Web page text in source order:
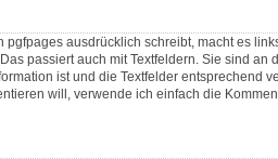
pgfpages ausdrücklich schreibt, macht es
passiert auch mit Textfeldern. Sie sind an
ist und die Textfelder entsprechend
will, verwende ich einfach die